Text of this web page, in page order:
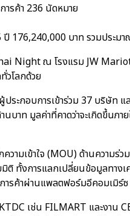
ารค้า 236 นัดหมาย
176,240,000 บาท รวมประม
Night ณ โรงแรม JW
วโลกด้วย
ะกอบการเข้าร่วม 37 บริษัท แ
าท มูลค่าที่คาดว่าจะเกิดขึ้นภา
ความเข้าใจ (MOU) ด้านควา
ติ ทั้งการแลกเปลี่ยนข้อมูลทา
ารค้าผ่านแพลตฟอร์มอีคอมเมิร์ซ
เช่น FILMART และงาน